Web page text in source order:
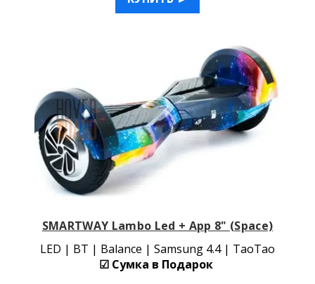
SMARTWAY Lambo Led + App 8" (Space)
LED | BT | Balance | Samsung 4.4 | TaoTao
☑ Сумка в Подарок